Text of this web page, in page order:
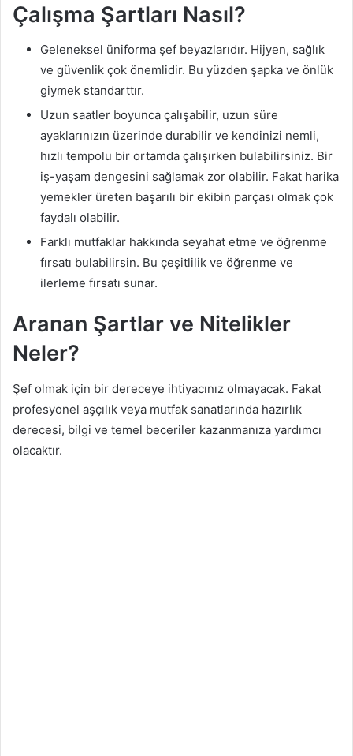
Çalışma Şartları Nasıl?
Geleneksel üniforma şef beyazlarıdır. Hijyen, sağlık
ve güvenlik çok önemlidir. Bu yüzden şapka ve önlük
giymek standarttır.
Uzun saatler boyunca çalışabilir, uzun süre
ayaklarınızın üzerinde durabilir ve kendinizi nemli,
hızlı tempolu bir ortamda çalışırken bulabilirsiniz. Bir
iş-yaşam dengesini sağlamak zor olabilir. Fakat harika
yemekler üreten başarılı bir ekibin parçası olmak çok
faydalı olabilir.
Farklı mutfaklar hakkında seyahat etme ve öğrenme
fırsatı bulabilirsin. Bu çeşitlilik ve öğrenme ve
ilerleme fırsatı sunar.
Aranan Şartlar ve Nitelikler
Neler?
Şef olmak için bir dereceye ihtiyacınız olmayacak. Fakat
profesyonel aşçılık veya mutfak sanatlarında hazırlık
derecesi, bilgi ve temel beceriler kazanmanıza yardımcı
olacaktır.